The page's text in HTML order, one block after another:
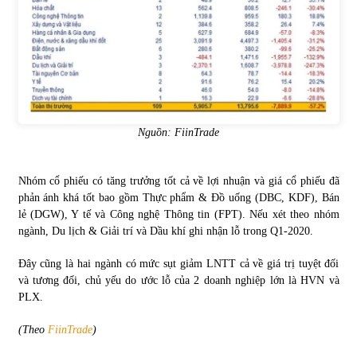
Nguồn: FiinTrade
Nhóm cổ phiếu có tăng trưởng tốt cả về lợi nhuận và giá cổ phiếu đã
phản ánh khá tốt bao gồm Thực phẩm & Đồ uống (DBC, KDF), Bán
lẻ (DGW), Y tế và Công nghệ Thông tin (FPT). Nếu xét theo nhóm
ngành, Du lịch & Giải trí và Dầu khí ghi nhận lỗ trong Q1-2020.
Đây cũng là hai ngành có mức sụt giảm LNTT cả về giá trị tuyệt đối
và tương đối, chủ yếu do ước lỗ của 2 doanh nghiệp lớn là HVN và
PLX.
(Theo FiinTrade)